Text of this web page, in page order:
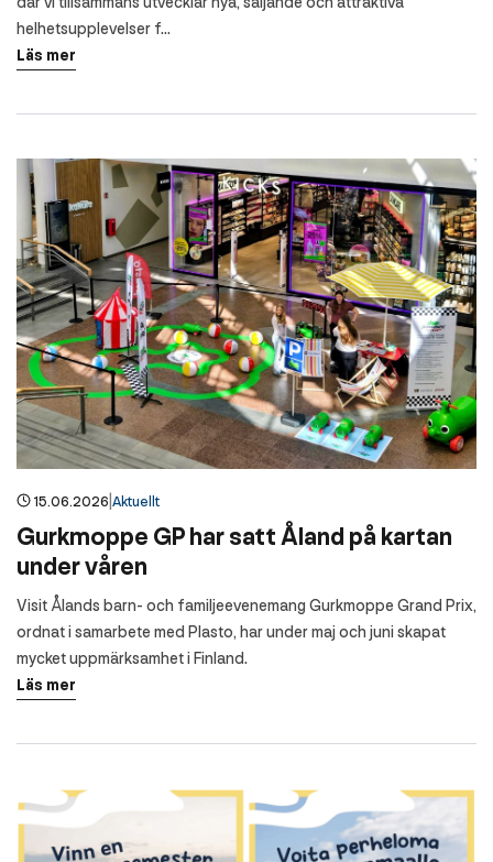
helhetsupplevelser f…
Läs mer
15.06.2026 Aktuellt
Gurkmoppe GP har satt Åland på kartan
under våren
Visit Ålands barn- och familjeevenemang Gurkmoppe Grand Prix,
ordnat i samarbete med Plasto, har under maj och juni skapat
mycket uppmärksamhet i Finland.
Läs mer